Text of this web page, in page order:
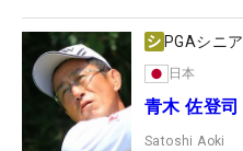
PGAシニア
日本
青木 佐登司
Satoshi Aoki